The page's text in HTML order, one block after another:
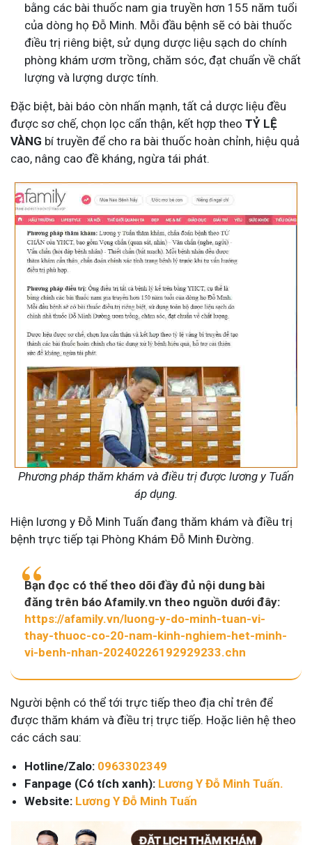
bằng các bài thuốc nam gia truyền hơn 155 năm tuổi
của dòng họ Đỗ Minh. Mỗi đầu bệnh sẽ có bài thuốc
điều trị riêng biệt, sử dụng dược liệu sạch do chính
phòng khám ươm trồng, chăm sóc, đạt chuẩn về chất
lượng và lượng dược tính.
Đặc biệt, bài báo còn nhấn mạnh, tất cả dược liệu đều
được sơ chế, chọn lọc cẩn thận, kết hợp theo TỶ LỆ
VÀNG bí truyền để cho ra bài thuốc hoàn chỉnh, hiệu quả
cao, nâng cao đề kháng, ngừa tái phát.
Phương pháp thăm khám và điều trị được lương y Tuấn
áp dụng.
Hiện lương y Đỗ Minh Tuấn đang thăm khám và điều trị
bệnh trực tiếp tại Phòng Khám Đỗ Minh Đường.
Bạn đọc có thể theo dõi đầy đủ nội dung bài
đăng trên báo Afamily.vn theo nguồn dưới đây:
https://afamily.vn/luong-y-do-minh-tuan-vi-
thay-thuoc-co-20-nam-kinh-nghiem-het-minh-
vi-benh-nhan-20240226192929233.chn
Người bệnh có thể tới trực tiếp theo địa chỉ trên để
được thăm khám và điều trị trực tiếp. Hoặc liên hệ theo
các cách sau:
Hotline/Zalo: 0963302349
Fanpage (Có tích xanh): Lương Y Đỗ Minh Tuấn.
Website: Lương Y Đỗ Minh Tuấn